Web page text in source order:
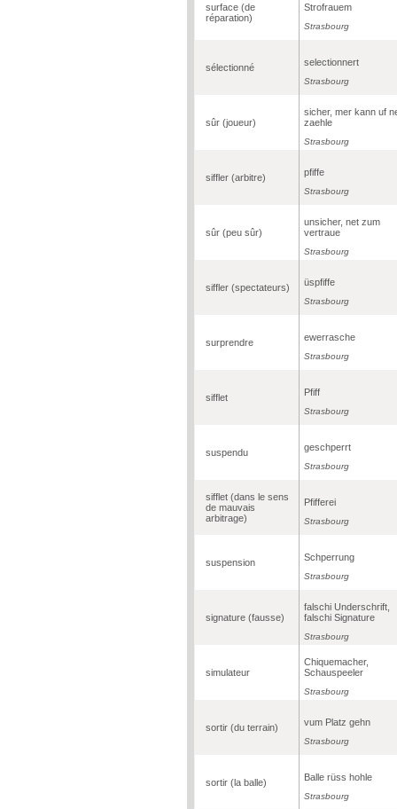
surface (de
réparation)
Strofrauem
Strasbourg
sélectionné selectionnert
Strasbourg
sûr (joueur)
sicher, mer kann uf
zaehle
Strasbourg
siffler (arbitre) pfiffe
Strasbourg
sûr (peu sûr)
unsicher, net zum
vertraue
Strasbourg
siffler (spectateurs) üspfiffe
Strasbourg
surprendre ewerrasche
Strasbourg
sifflet Pfiff
Strasbourg
suspendu geschperrt
Strasbourg
sifflet (dans le sens
de mauvais
arbitrage)
Pfifferei
Strasbourg
suspension Schperrung
Strasbourg
signature (fausse)
falschi Underschrift,
falschi Signature
Strasbourg
simulateur
Chiquemacher,
Schauspeeler
Strasbourg
sortir (du terrain) vum Platz gehn
Strasbourg
sortir (la balle) Balle rüss hohle
Strasbourg